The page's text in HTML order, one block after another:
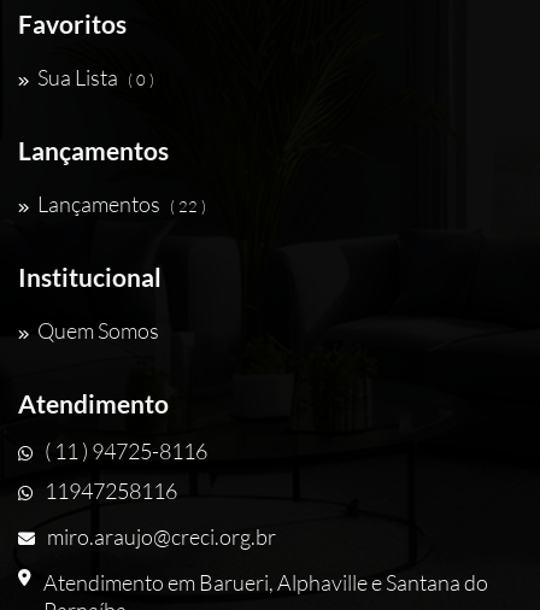
Favoritos
Sua Lista ( 0 )
Lançamentos
Lançamentos ( 22 )
Institucional
Quem Somos
Atendimento
( 11 ) 94725-8116
11947258116
miro.araujo@creci.org.br
Atendimento em Barueri, Alphaville e Santana do